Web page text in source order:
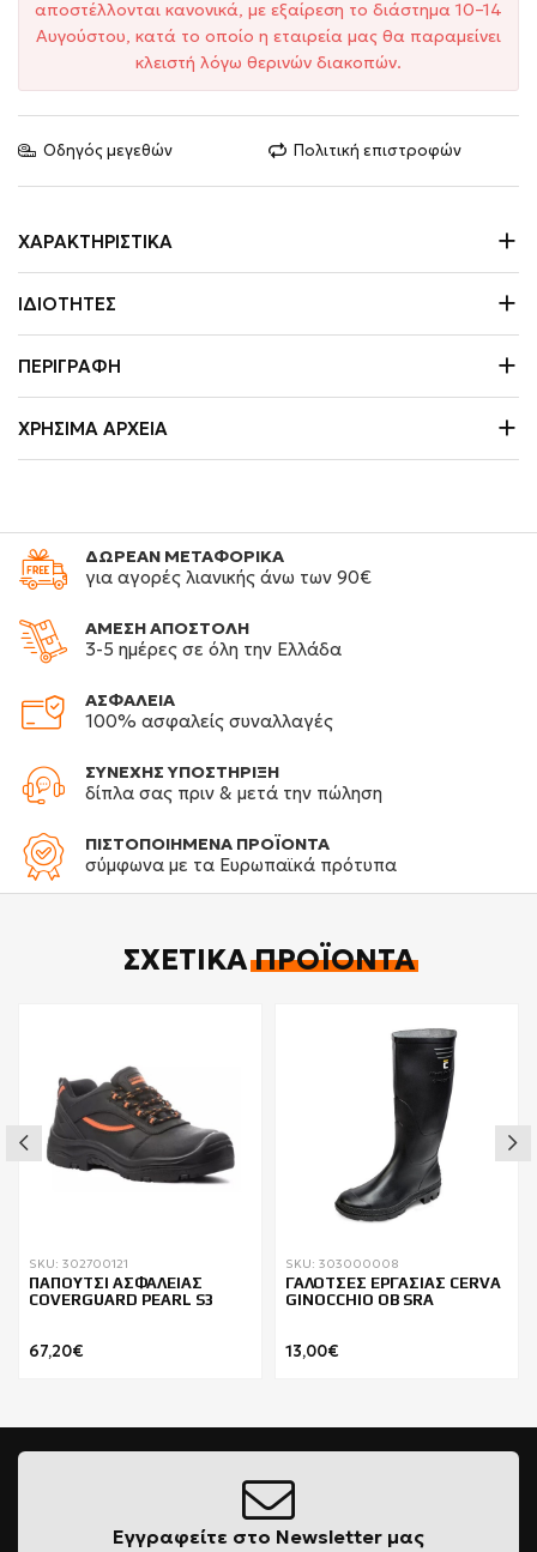
αποστέλλονται κανονικά, με εξαίρεση το διάστημα 10–14
Αυγούστου, κατά το οποίο η εταιρεία μας θα παραμείνει
κλειστή λόγω θερινών διακοπών.
Οδηγός μεγεθών Πολιτική επιστροφών
ΧΑΡΑΚΤΗΡΙΣΤΙΚΆ
ΙΔΙΌΤΗΤΕΣ
ΠΕΡΙΓΡΑΦΉ
ΧΡΉΣΙΜΑ ΑΡΧΕΊΑ
ΔΩΡΕΑΝ ΜΕΤΑΦΟΡΙΚΑ
για αγορές λιανικής άνω των 90€
ΑΜΕΣΗ ΑΠΟΣΤΟΛΗ
3-5 ημέρες σε όλη την Ελλάδα
ΑΣΦΑΛΕΙΑ
100% ασφαλείς συναλλαγές
ΣΥΝΕΧΗΣ ΥΠΟΣΤΗΡΙΞΗ
δίπλα σας πριν & μετά την πώληση
ΠΙΣΤΟΠΟΙΗΜΕΝΑ ΠΡΟΪΟΝΤΑ
σύμφωνα με τα Ευρωπαϊκά πρότυπα
ΣΧΕΤΙΚΆΠΡΟΪΌΝΤΑ
SKU: 302700121
ΠΑΠΟΥΤΣΙ ΑΣΦΑΛΕΙΑΣ
COVERGUARD PEARL S3
67,20€
SKU: 303000008
ΓΑΛΟΤΣΕΣ ΕΡΓΑΣΙΑΣ CERVA
GINOCCHIO OB SRA
13,00€
Εγγραφείτε στο Newsletter μας